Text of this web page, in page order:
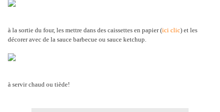
à la sortie du four, les mettre dans des caissettes en papier (ici clic) et les
décorer avec de la sauce barbecue ou sauce ketchup.
à servir chaud ou tiède!